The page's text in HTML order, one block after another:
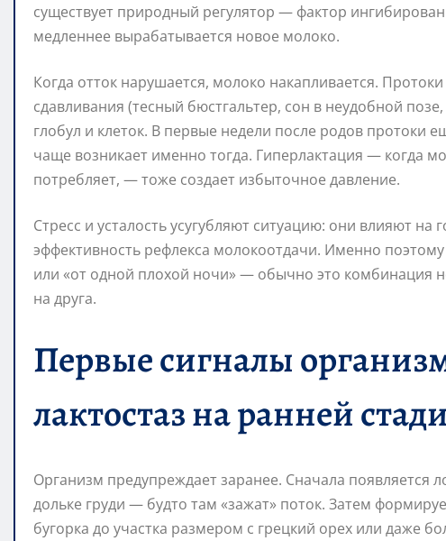
существует природный регулятор — фактор
медленнее вырабатывается новое молоко.
Когда отток нарушается, молоко накапливается.
сдавливания (тесный бюстгальтер, сон в неудобной
глобул и клеток. В первые недели после родов протоки
чаще возникает именно тогда. Гиперлактация — когда
потребляет, — тоже создает избыточное давление.
Стресс и усталость усугубляют ситуацию: они влияют
эффективность рефлекса молокоотдачи. Именно
или «от одной плохой ночи» — обычно это комбинация
на друга.
Первые сигналы
лактостаз на ранней
Организм предупреждает заранее. Сначала появляется
дольке груди — будто там «зажат» поток. Затем
бугорка до участка размером с грецкий орех или даже